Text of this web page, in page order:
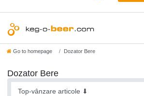
Go to homepage Dozator Bere
Dozator Bere